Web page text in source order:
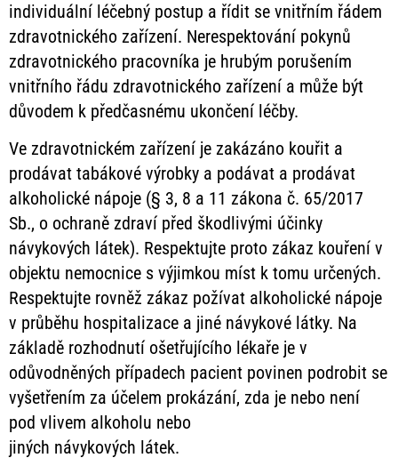
individuální léčebný postup a řídit se vnitřním řádem
zdravotnického zařízení. Nerespektování pokynů
zdravotnického pracovníka je hrubým porušením
vnitřního řádu zdravotnického zařízení a může být
důvodem k předčasnému ukončení léčby.
Ve zdravotnickém zařízení je zakázáno kouřit a
prodávat tabákové výrobky a podávat a prodávat
alkoholické nápoje (§ 3, 8 a 11 zákona č. 65/2017
Sb., o ochraně zdraví před škodlivými účinky
návykových látek). Respektujte proto zákaz kouření v
objektu nemocnice s výjimkou míst k tomu určených.
Respektujte rovněž zákaz požívat alkoholické nápoje
v průběhu hospitalizace a jiné návykové látky. Na
základě rozhodnutí ošetřujícího lékaře je v
odůvodněných případech pacient povinen podrobit se
vyšetřením za účelem prokázání, zda je nebo není
pod vlivem alkoholu nebo
jiných návykových látek.